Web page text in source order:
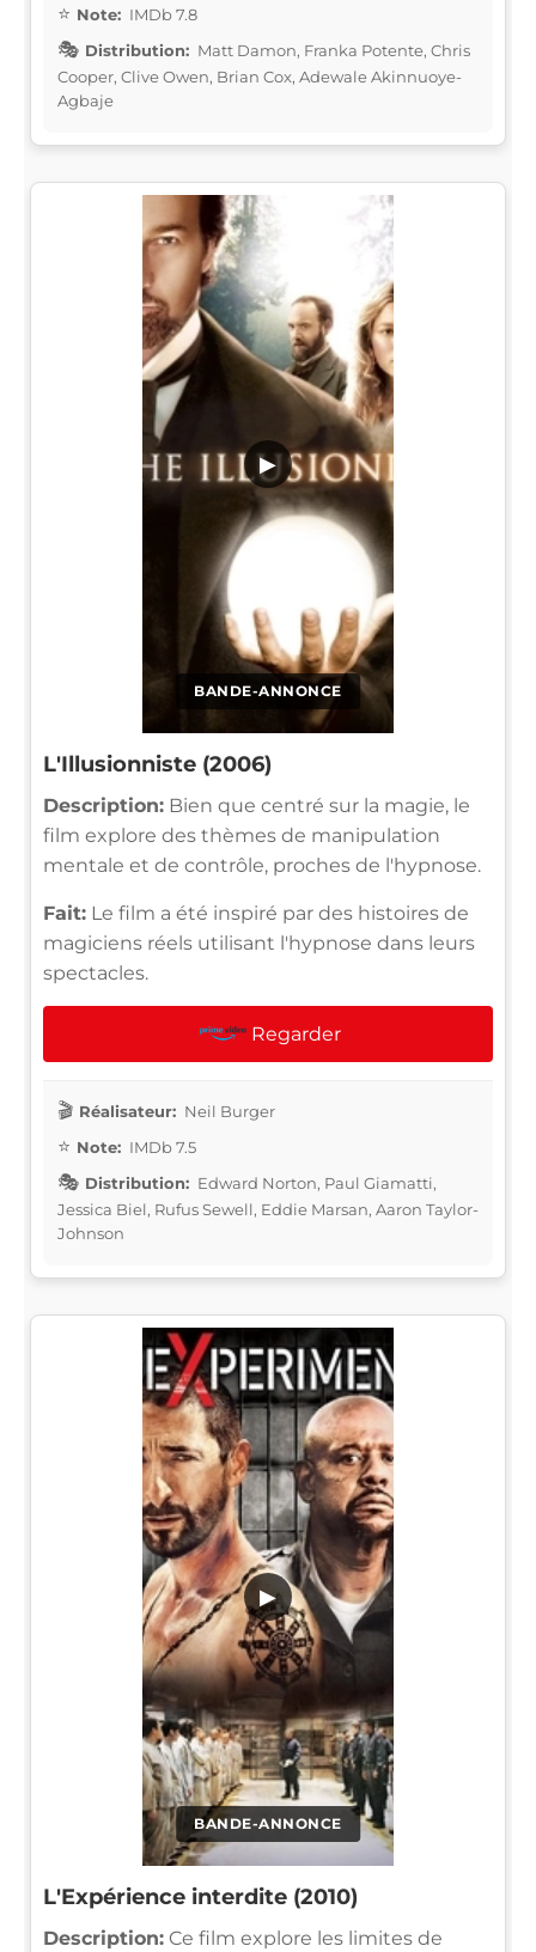
Note: IMDb 7.8
Distribution: Matt Damon, Franka Potente, Chris
Cooper, Clive Owen, Brian Cox, Adewale Akinnuoye-
Agbaje
BANDE-ANNONCE
▶
L'Illusionniste (2006)
Description: Bien que centré sur la magie, le
film explore des thèmes de manipulation
mentale et de contrôle, proches de l'hypnose.
Fait: Le film a été inspiré par des histoires de
magiciens réels utilisant l'hypnose dans leurs
spectacles.
Regarder
Réalisateur: Neil Burger
Note: IMDb 7.5
Distribution: Edward Norton, Paul Giamatti,
Jessica Biel, Rufus Sewell, Eddie Marsan, Aaron Taylor-
Johnson
BANDE-ANNONCE
▶
L'Expérience interdite (2010)
Description: Ce film explore les limites de